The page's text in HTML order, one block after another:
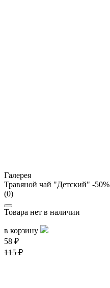
Галерея
Травяной чай "Детский" -50%
(0)
Товара нет в наличии
в корзину
58 ₽
115 ₽